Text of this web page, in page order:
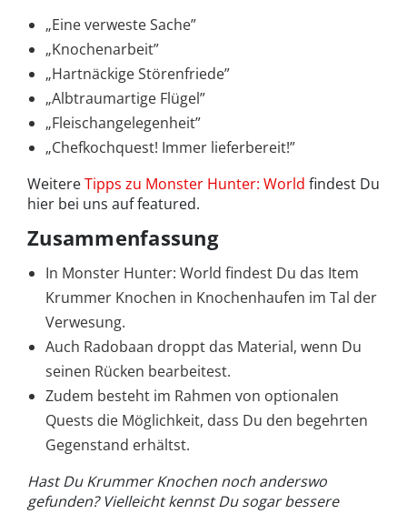
„Eine verweste Sache”
„Knochenarbeit”
„Hartnäckige Störenfriede”
„Albtraumartige Flügel”
„Fleischangelegenheit”
„Chefkochquest! Immer lieferbereit!”
WeitereTipps zu Monster Hunter: World findest Du
hier bei uns auf featured.
Zusammenfassung
In Monster Hunter: World findest Du das Item
Krummer Knochen in Knochenhaufen im Tal der
Verwesung.
Auch Radobaan droppt das Material, wenn Du
seinen Rücken bearbeitest.
Zudem besteht im Rahmen von optionalen
Quests die Möglichkeit, dass Du den begehrten
Gegenstand erhältst.
Hast Du Krummer Knochen noch anderswo
gefunden? Vielleicht kennst Du sogar bessere